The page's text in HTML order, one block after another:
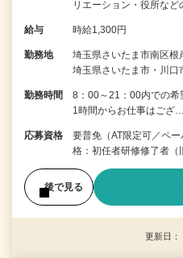
リエーション・役所など
給与 時給1,300円
勤務地
埼玉県さいたま市南区
埼玉県さいたま市・川口
勤務時間
8：00～21：00内での
1時間からお仕事はござ…
応募資格
要普免（AT限定可／ペ
格：初任者研修修了者（
後で見る
更新日